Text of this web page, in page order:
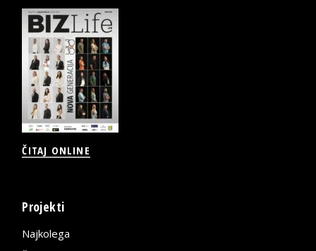
ČITAJ ONLINE
Projekti
Najkolega